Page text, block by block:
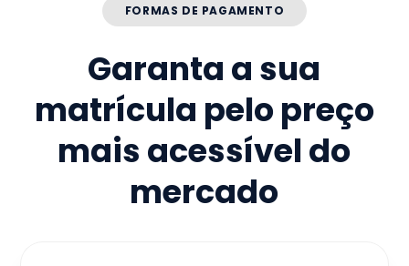
FORMAS DE PAGAMENTO
Garanta a sua
matrícula pelo preço
mais acessível do
mercado